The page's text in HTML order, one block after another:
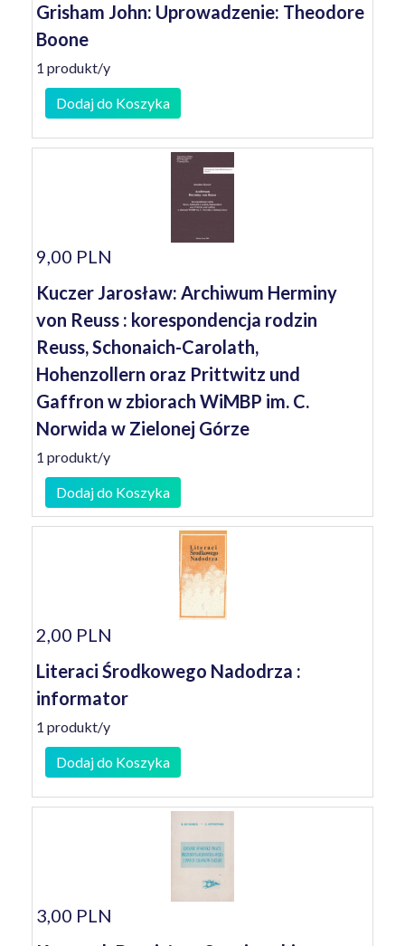
Grisham John: Uprowadzenie: Theodore
Boone
1 produkt/y
Dodaj do Koszyka
9,00 PLN
Kuczer Jarosław: Archiwum Herminy
von Reuss : korespondencja rodzin
Reuss, Schonaich-Carolath,
Hohenzollern oraz Prittwitz und
Gaffron w zbiorach WiMBP im. C.
Norwida w Zielonej Górze
1 produkt/y
Dodaj do Koszyka
2,00 PLN
Literaci Środkowego Nadodrza :
informator
1 produkt/y
Dodaj do Koszyka
3,00 PLN